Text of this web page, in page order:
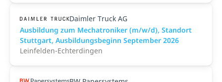
Daimler Truck AG
Ausbildung zum Mechatroniker (m/w/d), Standort
Stuttgart, Ausbildungsbeginn September 2026
Leinfelden-Echterdingen